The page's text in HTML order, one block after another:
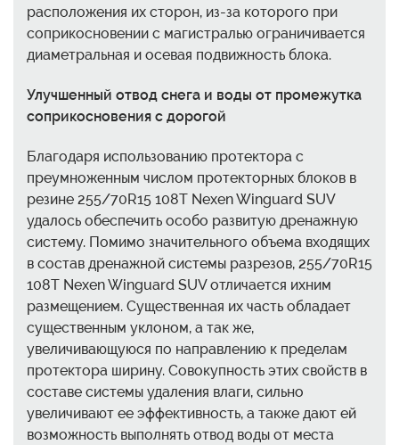
расположения их сторон, из-за которого при
соприкосновении с магистралью ограничивается
диаметральная и осевая подвижность блока.
Улучшенный отвод снега и воды от промежутка
соприкосновения с дорогой
Благодаря использованию протектора с
преумноженным числом протекторных блоков в
резине 255/70R15 108T Nexen Winguard SUV
удалось обеспечить особо развитую дренажную
систему. Помимо значительного объема входящих
в состав дренажной системы разрезов, 255/70R15
108T Nexen Winguard SUV отличается ихним
размещением. Существенная их часть обладает
существенным уклоном, а так же,
увеличивающуюся по направлению к пределам
протектора ширину. Совокупность этих свойств в
составе системы удаления влаги, сильно
увеличивают ее эффективность, а также дают ей
возможность выполнять отвод воды от места